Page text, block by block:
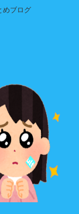
めブログ